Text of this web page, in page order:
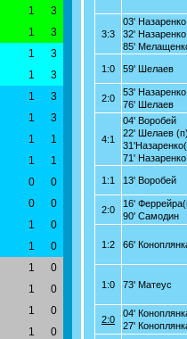
1
3
1
3
1
3
1
3
1
3
1
3
1
1
1
1
0
0
0
0
1
0
1
0
1
0
1
0
1
0
1 0
3:3
03' Назаренко
32' Назаренко
85'
1:0 59' Шелаев
2:0
53' Назаренко
76' Шелаев
4:1
04' Воробей
22' Шелаев (п)
71' Назаренко
1:1 13' Воробей
2:0
16'
90' Самодин
1:2 66'
1:0 73' Матеус
2:0
04'
27'